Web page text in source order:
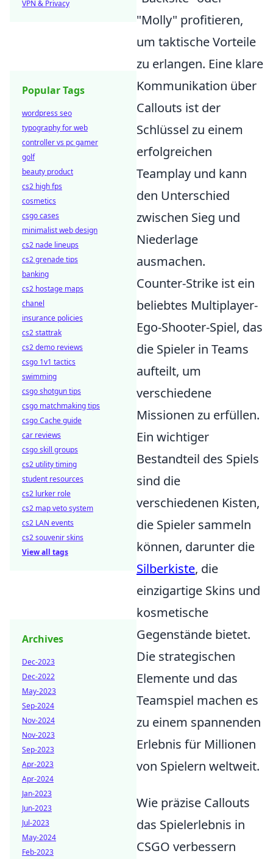
"Molly" profitieren,
um taktische Vorteile
zu erlangen. Eine klare
Kommunikation über
Callouts ist der
Schlüssel zu einem
erfolgreichen
Teamplay und kann
den Unterschied
zwischen Sieg und
Niederlage
ausmachen.
Counter-Strike ist ein
beliebtes Multiplayer-
Ego-Shooter-Spiel, das
die Spieler in Teams
aufteilt, um
verschiedene
Missionen zu erfüllen.
Ein wichtiger
Bestandteil des Spiels
sind die
verschiedenen Kisten,
die Spieler sammeln
können, darunter die
Silberkiste, die
einzigartige Skins und
kosmetische
Gegenstände bietet.
Die strategischen
Elemente und das
Teamspiel machen es
zu einem spannenden
Erlebnis für Millionen
von Spielern weltweit.
Wie präzise Callouts
das Spielerlebnis in
CSGO verbessern
VPN & Privacy
Popular Tags
wordpress seo
typography for web
controller vs pc gamer
golf
beauty product
cs2 high fps
cosmetics
csgo cases
minimalist web design
cs2 nade lineups
cs2 grenade tips
banking
cs2 hostage maps
chanel
insurance policies
cs2 stattrak
cs2 demo reviews
csgo 1v1 tactics
swimming
csgo shotgun tips
csgo matchmaking tips
csgo Cache guide
car reviews
csgo skill groups
cs2 utility timing
student resources
cs2 lurker role
cs2 map veto system
cs2 LAN events
cs2 souvenir skins
View all tags
Archives
Dec-2023
Dec-2022
May-2023
Sep-2024
Nov-2024
Nov-2023
Sep-2023
Apr-2023
Apr-2024
Jan-2023
Jun-2023
Jul-2023
May-2024
Feb-2023